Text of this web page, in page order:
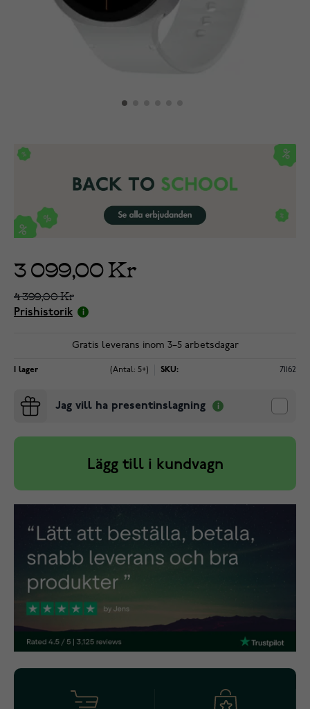
3 099,00 Kr
4 399,00 Kr
Prishistorik
Gratis leverans inom 3–5 arbetsdagar
I lager (Antal: 5+) SKU: 71162
Jag vill ha presentinslagning
Lägg till i kundvagn